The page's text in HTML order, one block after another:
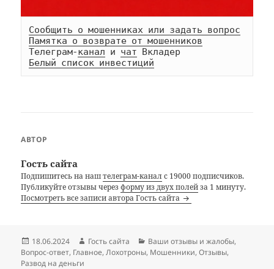
Сообщить о мошенниках или задать вопрос
Памятка о возврате от мошенников
Телеграм-канал и чат
Белый список инвестиций
АВТОР
Гость сайта
Подпишитесь на наштелеграм-каналс 19000 подписчиков.
Публикуйте отзывы черезформу из двух полейза 1 минуту.
Посмотреть все записи автора Гость сайта
Опубликовано
18.06.2024 Автор
Гость сайта Рубрики
Ваши отзывы и жалобы,
Вопрос-ответ, Главное,Лохотроны, Мошенники,Отзывы,
Развод на деньги